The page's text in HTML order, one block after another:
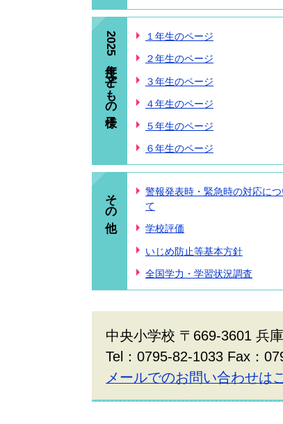
2025年度 子どもの様子 １年生のページ
２年生のページ
３年生のページ
４年生のページ
５年生のページ
６年生のページ
その他
警報発表時・緊急時の対応に
て
学校評価
いじめ防止等基本方針
全国学力・学習状況調査
中央小学校 〒669-3601 兵
Tel：0795-82-1033 Fax：
メールでのお問い合わせは